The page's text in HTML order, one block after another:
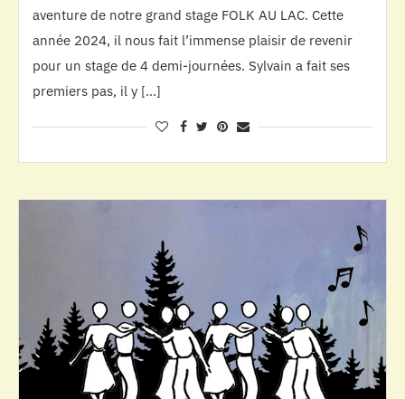
aventure de notre grand stage FOLK AU LAC. Cette
année 2024, il nous fait l’immense plaisir de revenir
pour un stage de 4 demi-journées. Sylvain a fait ses
premiers pas, il y […]